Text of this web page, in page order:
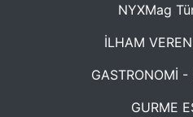
NYXMag
İLHAM
GASTRONOMİ
GURME